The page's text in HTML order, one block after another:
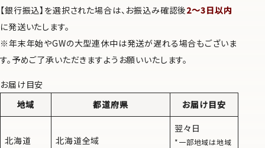
【銀行振込】を選択された場合は、お振込み確認後2〜3日以内
に発送いたします。
※年末年始やGWの大型連休中は発送が遅れる場合もございま
す。予めご了承いただきますようお願いいたします。
お届け目安
地域
都道府県 お届け目安
北海道 北海道全域
翌々日
*一部地域は地域